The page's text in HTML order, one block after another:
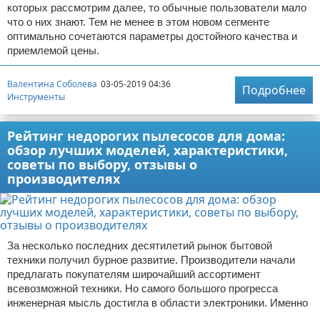
которых рассмотрим далее, то обычные пользователи мало
что о них знают. Тем не менее в этом новом сегменте
оптимально сочетаются параметры достойного качества и
приемлемой цены.
Валентина Соболева 03-05-2019 04:36
Инструменты
Подробнее
Рейтинг недорогих пылесосов для дома:
обзор лучших моделей, характеристики,
советы по выбору, отзывы о
производителях
За несколько последних десятилетий рынок бытовой
техники получил бурное развитие. Производители начали
предлагать покупателям широчайший ассортимент
всевозможной техники. Но самого большого прогресса
инженерная мысль достигла в области электроники. Именно